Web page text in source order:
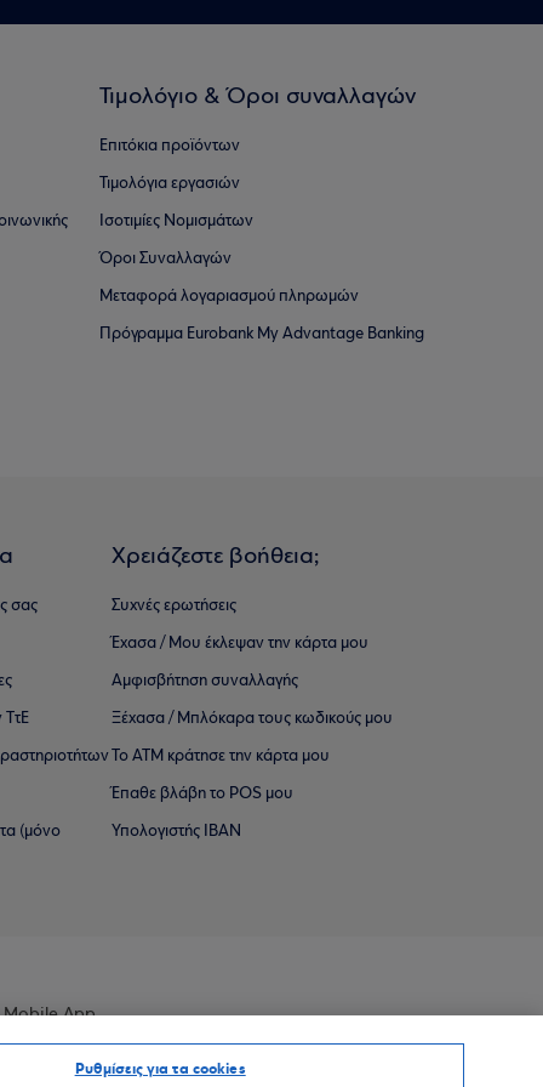
Τιμολόγιο & Όροι συναλλαγών
Επιτόκια προϊόντων
Τιμολόγια εργασιών
Ισοτιμίες Νομισμάτων
Όροι Συναλλαγών
Μεταφορά λογαριασμού πληρωμών
Πρόγραμμα Eurobank My Advantage Banking
σας
ΤτΕ
(μόνο
Χρειάζεστε βοήθεια;
Συχνές ερωτήσεις
Έχασα / Μου έκλεψαν την κάρτα μου
Αμφισβήτηση συναλλαγής
Ξέχασα / Μπλόκαρα τους κωδικούς μου
Το ΑΤΜ κράτησε την κάρτα μου
Έπαθε βλάβη το POS μου
Υπολογιστής IBAN
Mobile App
Ρυθμίσεις για τα cookies